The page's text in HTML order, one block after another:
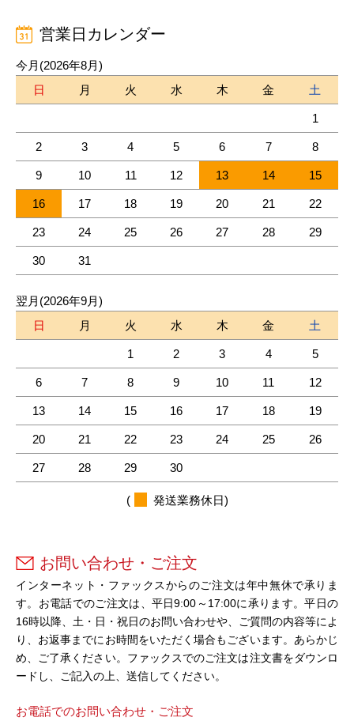
営業日カレンダー
今月(2026年8月)
日
月 火 水 木 金 土
1
2 3 4 5 6 7 8
9 10 11 12 13 14 15
16 17 18 19 20 21 22
23 24 25 26 27 28 29
30 31
翌月(2026年9月)
日
月 火 水 木 金 土
1 2 3 4 5
6 7 8 9 10 11 12
13 14 15 16 17 18 19
20 21 22 23 24 25 26
27 28 29 30
( 発送業務休日)
お問い合わせ・ご注文
インターネット・ファックスからのご注文は年中無休で承りま
す。お電話でのご注文は、平日9:00～17:00に承ります。平日の
16時以降、土・日・祝日のお問い合わせや、ご質問の内容等によ
り、お返事までにお時間をいただく場合もございます。あらかじ
め、ご了承ください。ファックスでのご注文は注文書をダウンロ
ードし、ご記入の上、送信してください。
お電話でのお問い合わせ・ご注文